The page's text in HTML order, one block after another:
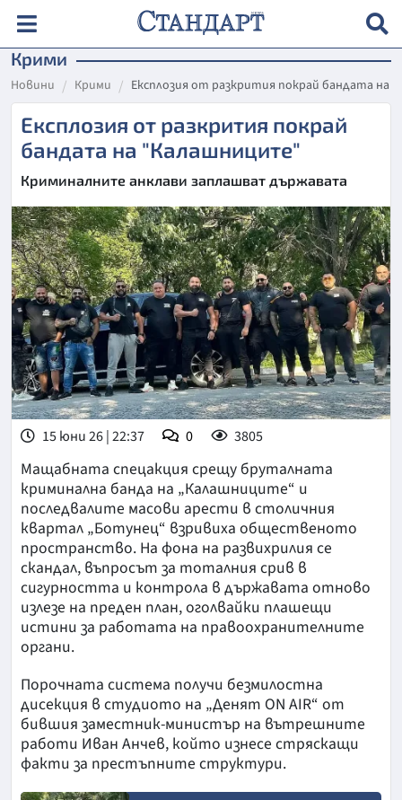
Крими
Новини Крими Експлозия от разкрития покрай бандата на
Експлозия от разкрития покрай
бандата на "Калашниците"
Криминалните анклави заплашват държавата
15 юни 26 | 22:37 0 3805
Мащабната спецакция срещу бруталната
криминална банда на „Калашниците“ и
последвалите масови арести в столичния
квартал „Ботунец“ взривиха общественото
пространство. На фона на развихрилия се
скандал, въпросът за тоталния срив в
сигурността и контрола в държавата отново
излезе на преден план, оголвайки плашещи
истини за работата на правоохранителните
органи.
Порочната система получи безмилостна
дисекция в студиото на „Денят ON AIR“ от
бившия заместник-министър на вътрешните
работи Иван Анчев, който изнесе стряскащи
факти за престъпните структури.